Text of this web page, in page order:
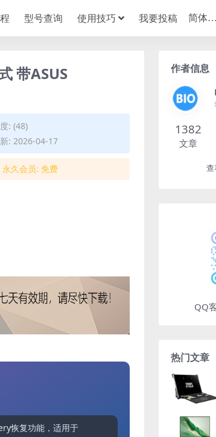
型号查询 使用技巧 我要投稿
带ASUS
: (48)
: 2026-04-17
永久会员: 免费
恢复功能，适用于
作者信息
1382
文章
查
QQ
热门文章